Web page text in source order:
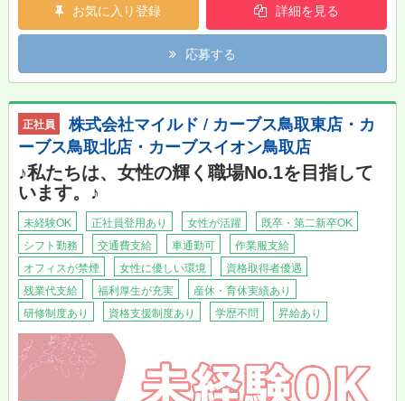
上記も含め、介護事業のマネージメント及び運営をお手伝いして
いただける方
お気に入り登録 詳細を見る
応募する
正社員
株式会社マイルド / カーブス鳥取東店・カ
ーブス鳥取北店・カーブスイオン鳥取店
♪私たちは、女性の輝く職場No.1を目指して
います。♪
未経験OK 正社員登用あり 女性が活躍
既卒・第二新卒OK
シフト勤務
交通費支給 車通勤可
作業服支給
オフィスが禁煙
女性に優しい環境
資格取得者優遇
残業代支給
福利厚生が充実
産休・育休実績あり
研修制度あり
資格支援制度あり 学歴不問 昇給あり